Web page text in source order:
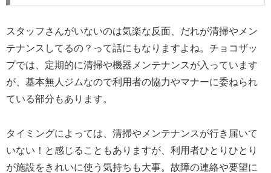
スタッフさんがいないのは気楽な反面、だれが清掃やメン
テナンスしてるの？って話にもなりますよね。チョコザッ
プでは、定期的に清掃や機器メンテナンスが入っています
が、基本無人ジムなので利用者の協力やマナーに委ねられ
ている部分もあります。
タイミングによっては、清掃やメンテナンスが行き届いて
いない！と感じることもありますが、利用者ひとりひとり
が施設をきれいに使う気持ちも大事。故障の連絡や要望に